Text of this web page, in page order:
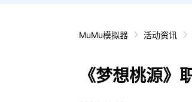
MuMu模拟器 活动资讯
《梦想桃源》